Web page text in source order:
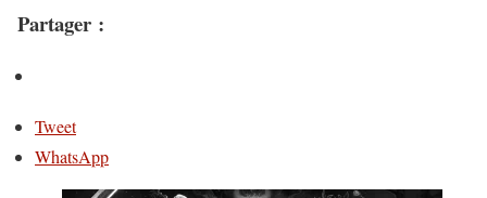
Partager :
Tweet
WhatsApp